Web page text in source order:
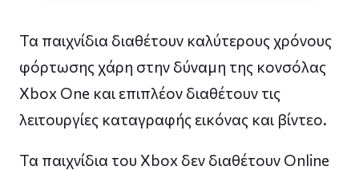
Τα παιχνίδια διαθέτουν καλύτερους χρόνους
φόρτωσης χάρη στην δύναμη της κονσόλας
Xbox One και επιπλέον διαθέτουν τις
λειτουργίες καταγραφής εικόνας και βίντεο.
Τα παιχνίδια του Xbox δεν διαθέτουν Online